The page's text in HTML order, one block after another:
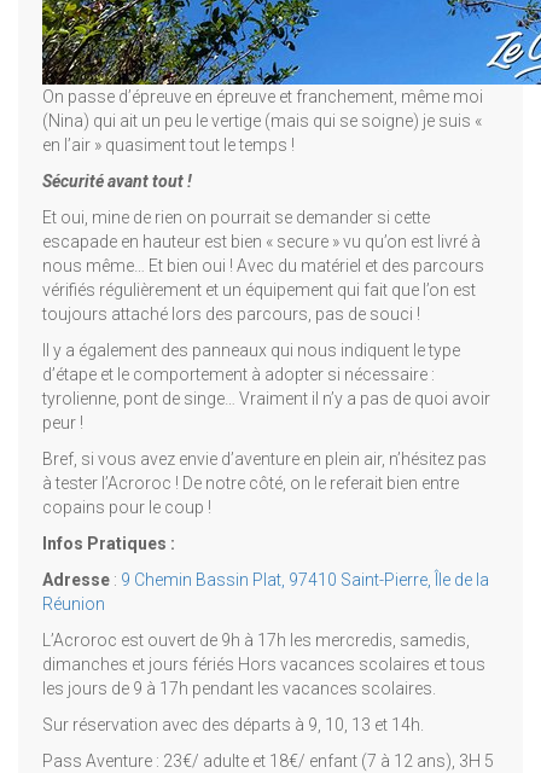
On passe d’épreuve en épreuve et franchement, même moi
(Nina) qui ait un peu le vertige (mais qui se soigne) je suis «
en l’air » quasiment tout le temps !
Sécurité avant tout !
Et oui, mine de rien on pourrait se demander si cette
escapade en hauteur est bien « secure » vu qu’on est livré à
nous même… Et bien oui ! Avec du matériel et des parcours
vérifiés régulièrement et un équipement qui fait que l’on est
toujours attaché lors des parcours, pas de souci !
Il y a également des panneaux qui nous indiquent le type
d’étape et le comportement à adopter si nécessaire :
tyrolienne, pont de singe… Vraiment il n’y a pas de quoi avoir
peur !
Bref, si vous avez envie d’aventure en plein air, n’hésitez pas
à tester l’Acroroc ! De notre côté, on le referait bien entre
copains pour le coup !
Infos Pratiques :
Adresse : 9 Chemin Bassin Plat, 97410 Saint-Pierre, Île de la
Réunion
L’Acroroc est ouvert de 9h à 17h les mercredis, samedis,
dimanches et jours fériés Hors vacances scolaires et tous
les jours de 9 à 17h pendant les vacances scolaires.
Sur réservation avec des départs à 9, 10, 13 et 14h.
Pass Aventure : 23€/ adulte et 18€/ enfant (7 à 12 ans), 3H 5